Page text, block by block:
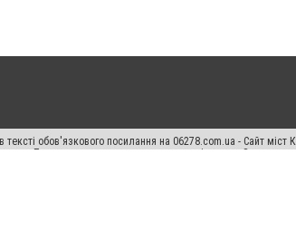
обов'язкового посилання на 06278.com.ua - Сайт
Порушення виняткових прав переслідується Законом.